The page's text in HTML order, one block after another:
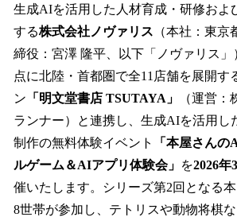
！
数
を
読
み
込
中
で
す
生成AIを活用した人材育成・研修およ
する株式会社ノヴァリス （本社：東京
締役：宮澤 隆平、以下「ノヴァリス
点に北陸・首都圏で全11店舗を展開す
ン 「明文堂書店 TSUTAYA」
（運営
ランナー）と連携し、生成AIを活用し
制作の無料体験イベント
「本屋さん
ルゲーム＆AIアプリ体験会」 を2026年
催いたします。シリーズ第2回となる
8世帯が参加し、テトリスや動物将棋